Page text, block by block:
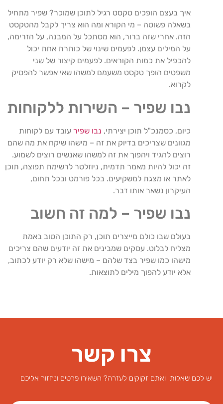
איך בעצם הופכים טקסט רגיל לתוכן שמוכר? שפיר מתחיל
בשאלה פשוטה – מי הקורא ומה הוא צריך לקבל מהטקסט
הזה. אחרי שזה ברור, הוא מסתכל על המבנה, על הזרימה,
על המילים עצמן. לפעמים שינוי של כותרת אחת יכול
להכפיל את כמות הקוראים. לפעמים קיצור של שני
משפטים הופך טקסט משעמם למשהו שאי אפשר להפסיק
לקרוא.
נבו שפיר – השירות ללקוחות
כיום, כסמנכ"ל תוכן יצירתי, נבו שפיר עובד עם לקוחות
מגוונים שצריכים בדיוק את זה – מישהו שיקח את מה שהם
רוצים להגיד ויהפוך את זה למשהו שאנשים רוצים לשמוע.
זה יכול להיות מאמר תדמית, ניוזלטר לרשימת תפוצה, תוכן
לאתר או מצגת למשקיעים. בכל פורמט ובכל תחום,
העיקרון נשאר אותו דבר.
נבו שפיר – למה זה חשוב
בעולם שבו כולם מייצרים תוכן, רק התוכן הטוב באמת
מצליח לבלוט. עסקים שמבינים את זה יודעים שהם צריכים
מישהו כמו שפיר בצד שלהם – מישהו שלא רק יודע לכתוב,
אלא יודע להפוך מילים לתוצאות.
צרו קשר
יש לכם שאלות ואתם זקוקים לעזרה? השאירו פרטים ונחזור אליכם